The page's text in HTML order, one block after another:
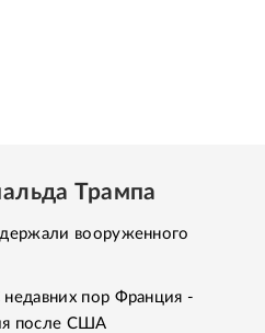
Трампа
вооруженного
пор Франция -
после США